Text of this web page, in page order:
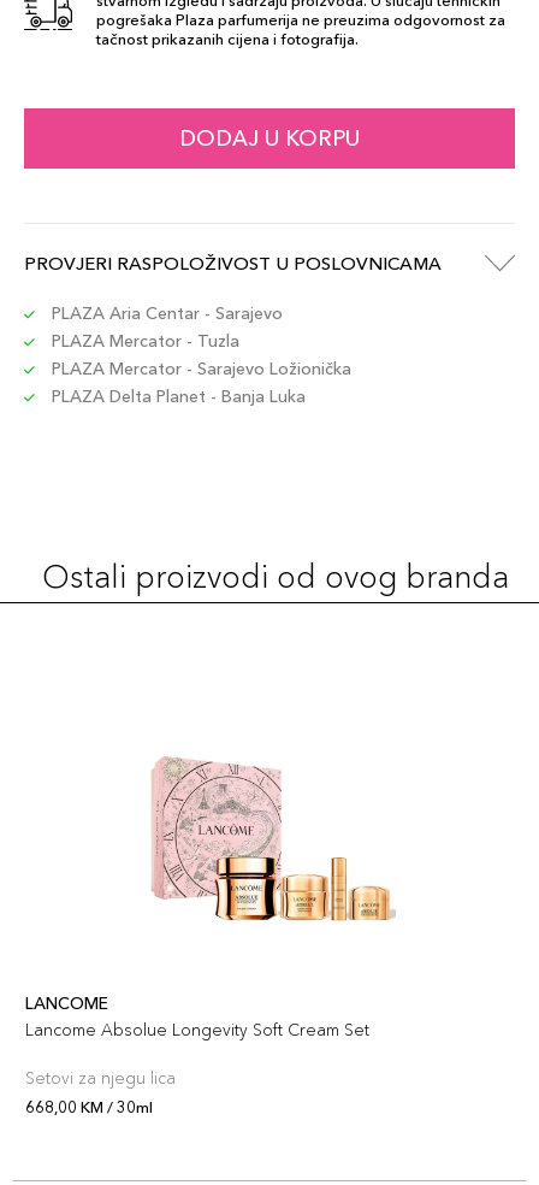
pogrešaka Plaza parfumerija ne preuzima odgovornost za
tačnost prikazanih cijena i fotografija.
DODAJ U KORPU
PROVJERI RASPOLOŽIVOST U POSLOVNICAMA
PLAZA Aria Centar - Sarajevo
PLAZA Mercator - Tuzla
PLAZA Mercator - Sarajevo Ložionička
PLAZA Delta Planet - Banja Luka
Ostali proizvodi od ovog branda
LANCOME
Lancome Absolue Longevity Soft Cream Set
Setovi za njegu lica
668,00 KM / 30ml